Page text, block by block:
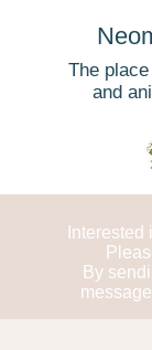
The
and
By